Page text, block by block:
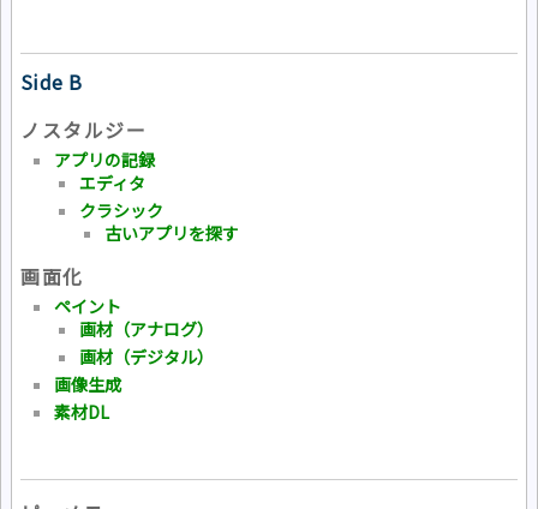
Side B
ノスタルジー
アプリの記録
エディタ
クラシック
古いアプリを探す
画面化
ペイント
画材（アナログ）
画材（デジタル）
画像生成
素材DL